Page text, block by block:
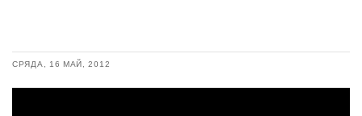
СРЯДА, 16 МАЙ, 2012